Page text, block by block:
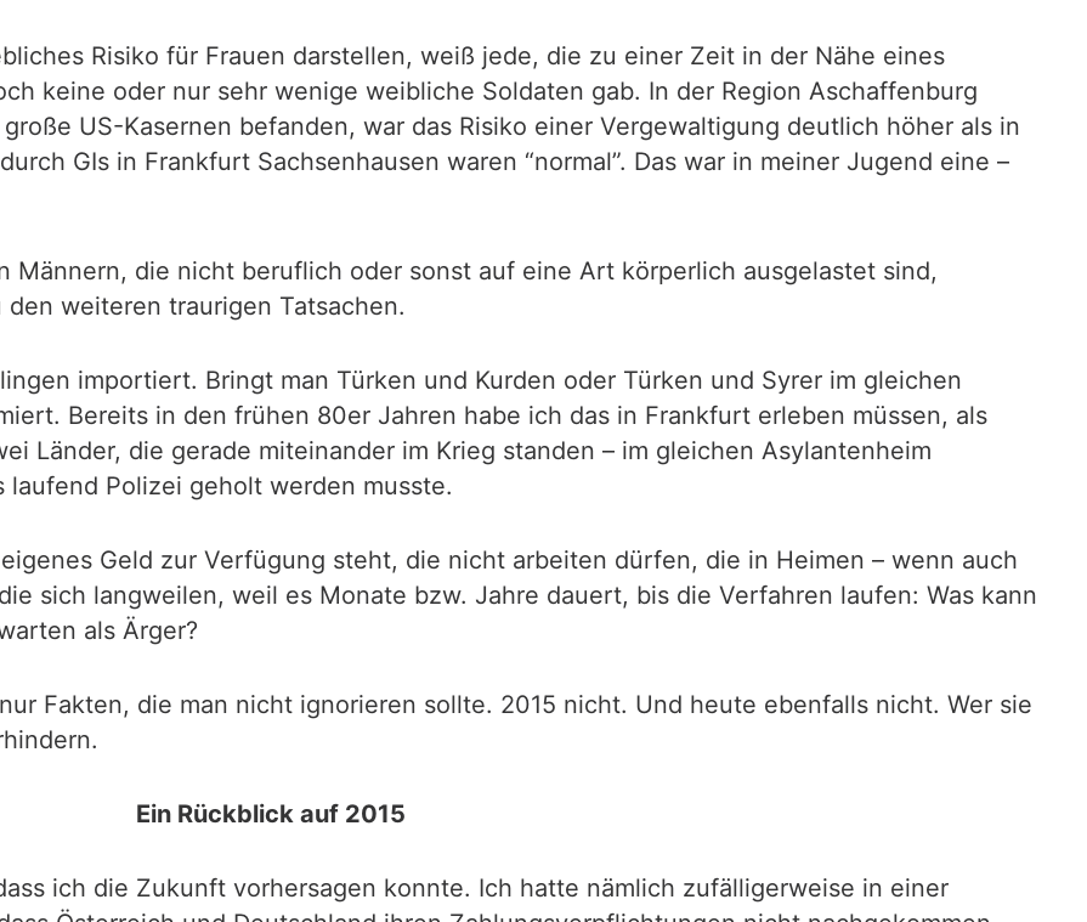
Risiko für Frauen darstellen, weiß jede, die zu einer Zeit in der Nähe eines
keine oder nur sehr wenige weibliche Soldaten gab. In der Region Aschaffenburg
US-Kasernen befanden, war das Risiko einer Vergewaltigung deutlich höher als in
GIs in Frankfurt Sachsenhausen waren “normal”. Das war in meiner Jugend eine –
Männern, die nicht beruflich oder sonst auf eine Art körperlich ausgelastet sind,
weiteren traurigen Tatsachen.
importiert. Bringt man Türken und Kurden oder Türken und Syrer im gleichen
Bereits in den frühen 80er Jahren habe ich das in Frankfurt erleben müssen, als
Länder, die gerade miteinander im Krieg standen – im gleichen Asylantenheim
Polizei geholt werden musste.
Geld zur Verfügung steht, die nicht arbeiten dürfen, die in Heimen – wenn auch
sich langweilen, weil es Monate bzw. Jahre dauert, bis die Verfahren laufen: Was kann
als Ärger?
Fakten, die man nicht ignorieren sollte. 2015 nicht. Und heute ebenfalls nicht. Wer sie
Ein Rückblick auf 2015
ich die Zukunft vorhersagen konnte. Ich hatte nämlich zufälligerweise in einer